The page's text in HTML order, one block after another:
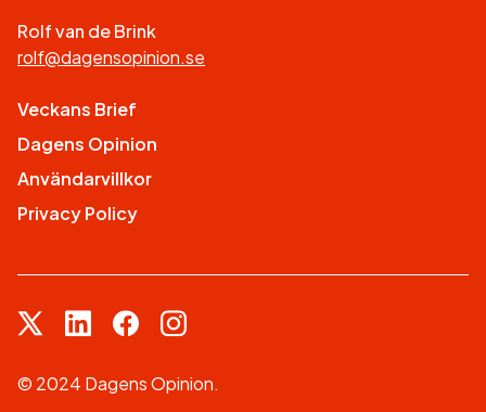
Rolf van de Brink
rolf@dagensopinion.se
Veckans Brief
Dagens Opinion
Användarvillkor
Privacy Policy
© 2024 Dagens Opinion.